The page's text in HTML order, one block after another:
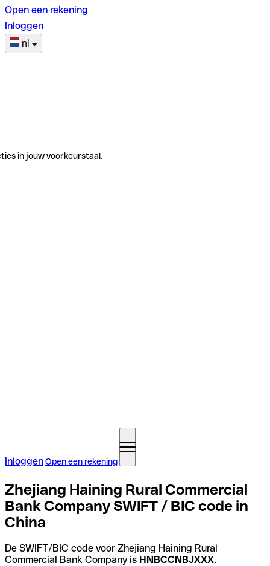
Open een rekening
Inloggen
nl
in jouw voorkeurstaal.
InloggenOpen een rekening
Zhejiang Haining Rural Commercial
Bank Company SWIFT / BIC code in
China
De SWIFT/BIC code voor Zhejiang Haining Rural
Commercial Bank Company is HNBCCNBJXXX.